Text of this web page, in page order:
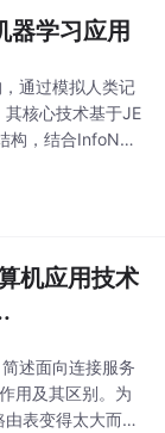
应用于局部
器学习应用
通过模拟人类记
核心技术基于JE
，结合InfoNCE
法捕获跨边界关
机应用技术
述面向连接服务
用及其区别。为
表变得太大而使